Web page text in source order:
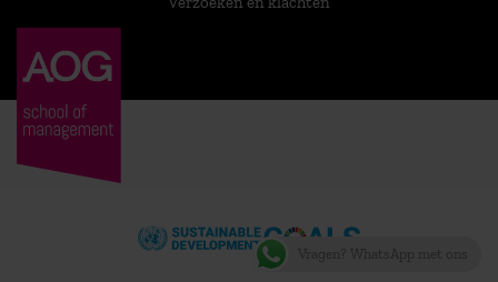
Vragen? WhatsApp met ons